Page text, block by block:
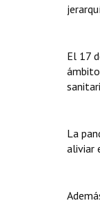
El 17
La
aliviar